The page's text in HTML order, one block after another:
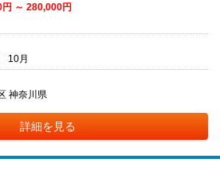
～ 280,000円
10月
神奈川県
詳細を見る